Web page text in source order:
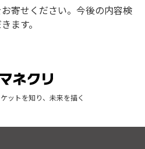
寄せください。今後の内容検
ます。
ットを知り、未来を描く